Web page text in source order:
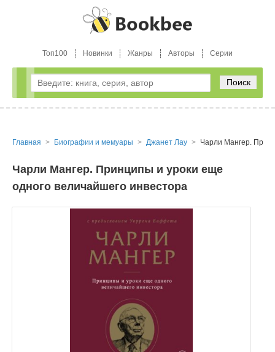
Топ100 Новинки Жанры Авторы Серии
Поиск
Главная Биографии и мемуары Джанет Лау Чарли Мангер.
Чарли Мангер. Принципы и уроки еще
одного величайшего инвестора